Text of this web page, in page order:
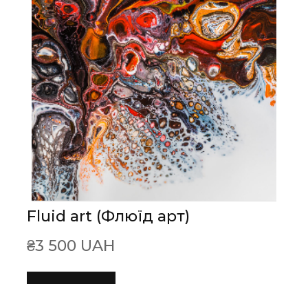
Fluid art (Флюїд арт)
₴3 500 UAH